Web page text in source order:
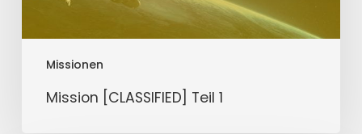
Missionen
Mission [CLASSIFIED] Teil 1